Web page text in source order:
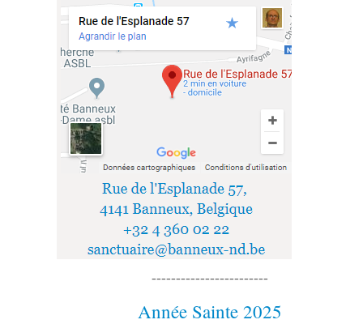
------------------------
Année Sainte 2025